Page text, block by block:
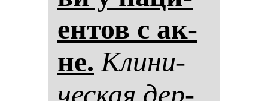
ен­тов с ак­
не. Кли­ни­
чес­кая дер­